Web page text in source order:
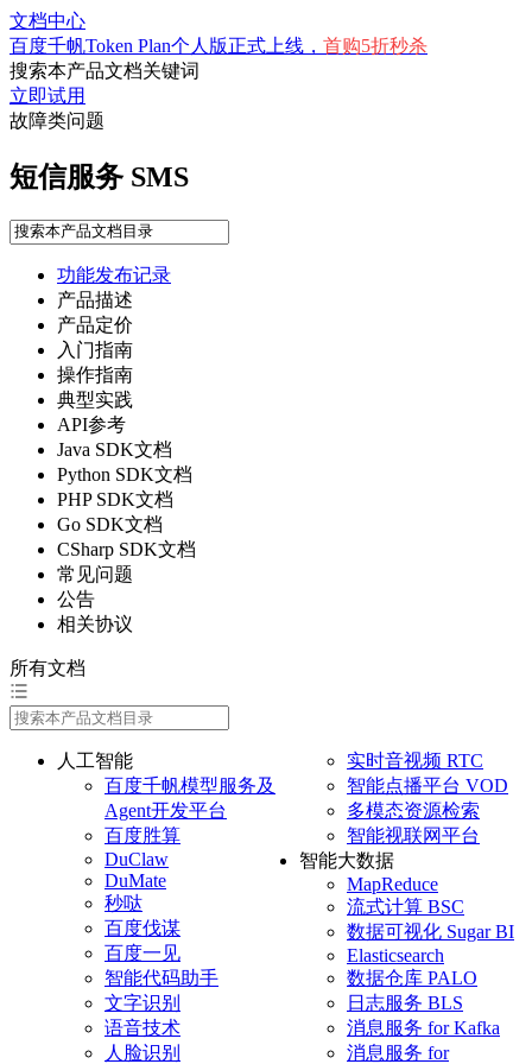
百
度
智
能
云
最
新
活
动
产
品
解
决
方
案
企
服
文档中心
百度千帆Token Plan个人版正式上线， 首购5折秒杀
搜索本产品文档关键词
立即试用
故障类问题
短信服务 SMS
功能发布记录
产品描述
产品定价
入门指南
操作指南
典型实践
API参考
Java SDK文档
Python SDK文档
PHP SDK文档
Go SDK文档
CSharp SDK文档
常见问题
公告
相关协议
所有文档
人工智能
百度千帆模型服务及
Agent开发平台
百度胜算
DuClaw
DuMate
秒哒
百度伐谋
百度一见
智能代码助手
文字识别
语音技术
人脸识别
实时音视频 RTC
智能点播平台 VOD
多模态资源检索
智能视联网平台
智能大数据
MapReduce
流式计算 BSC
数据可视化 Sugar BI
Elasticsearch
数据仓库 PALO
日志服务 BLS
消息服务 for Kafka
消息服务 for